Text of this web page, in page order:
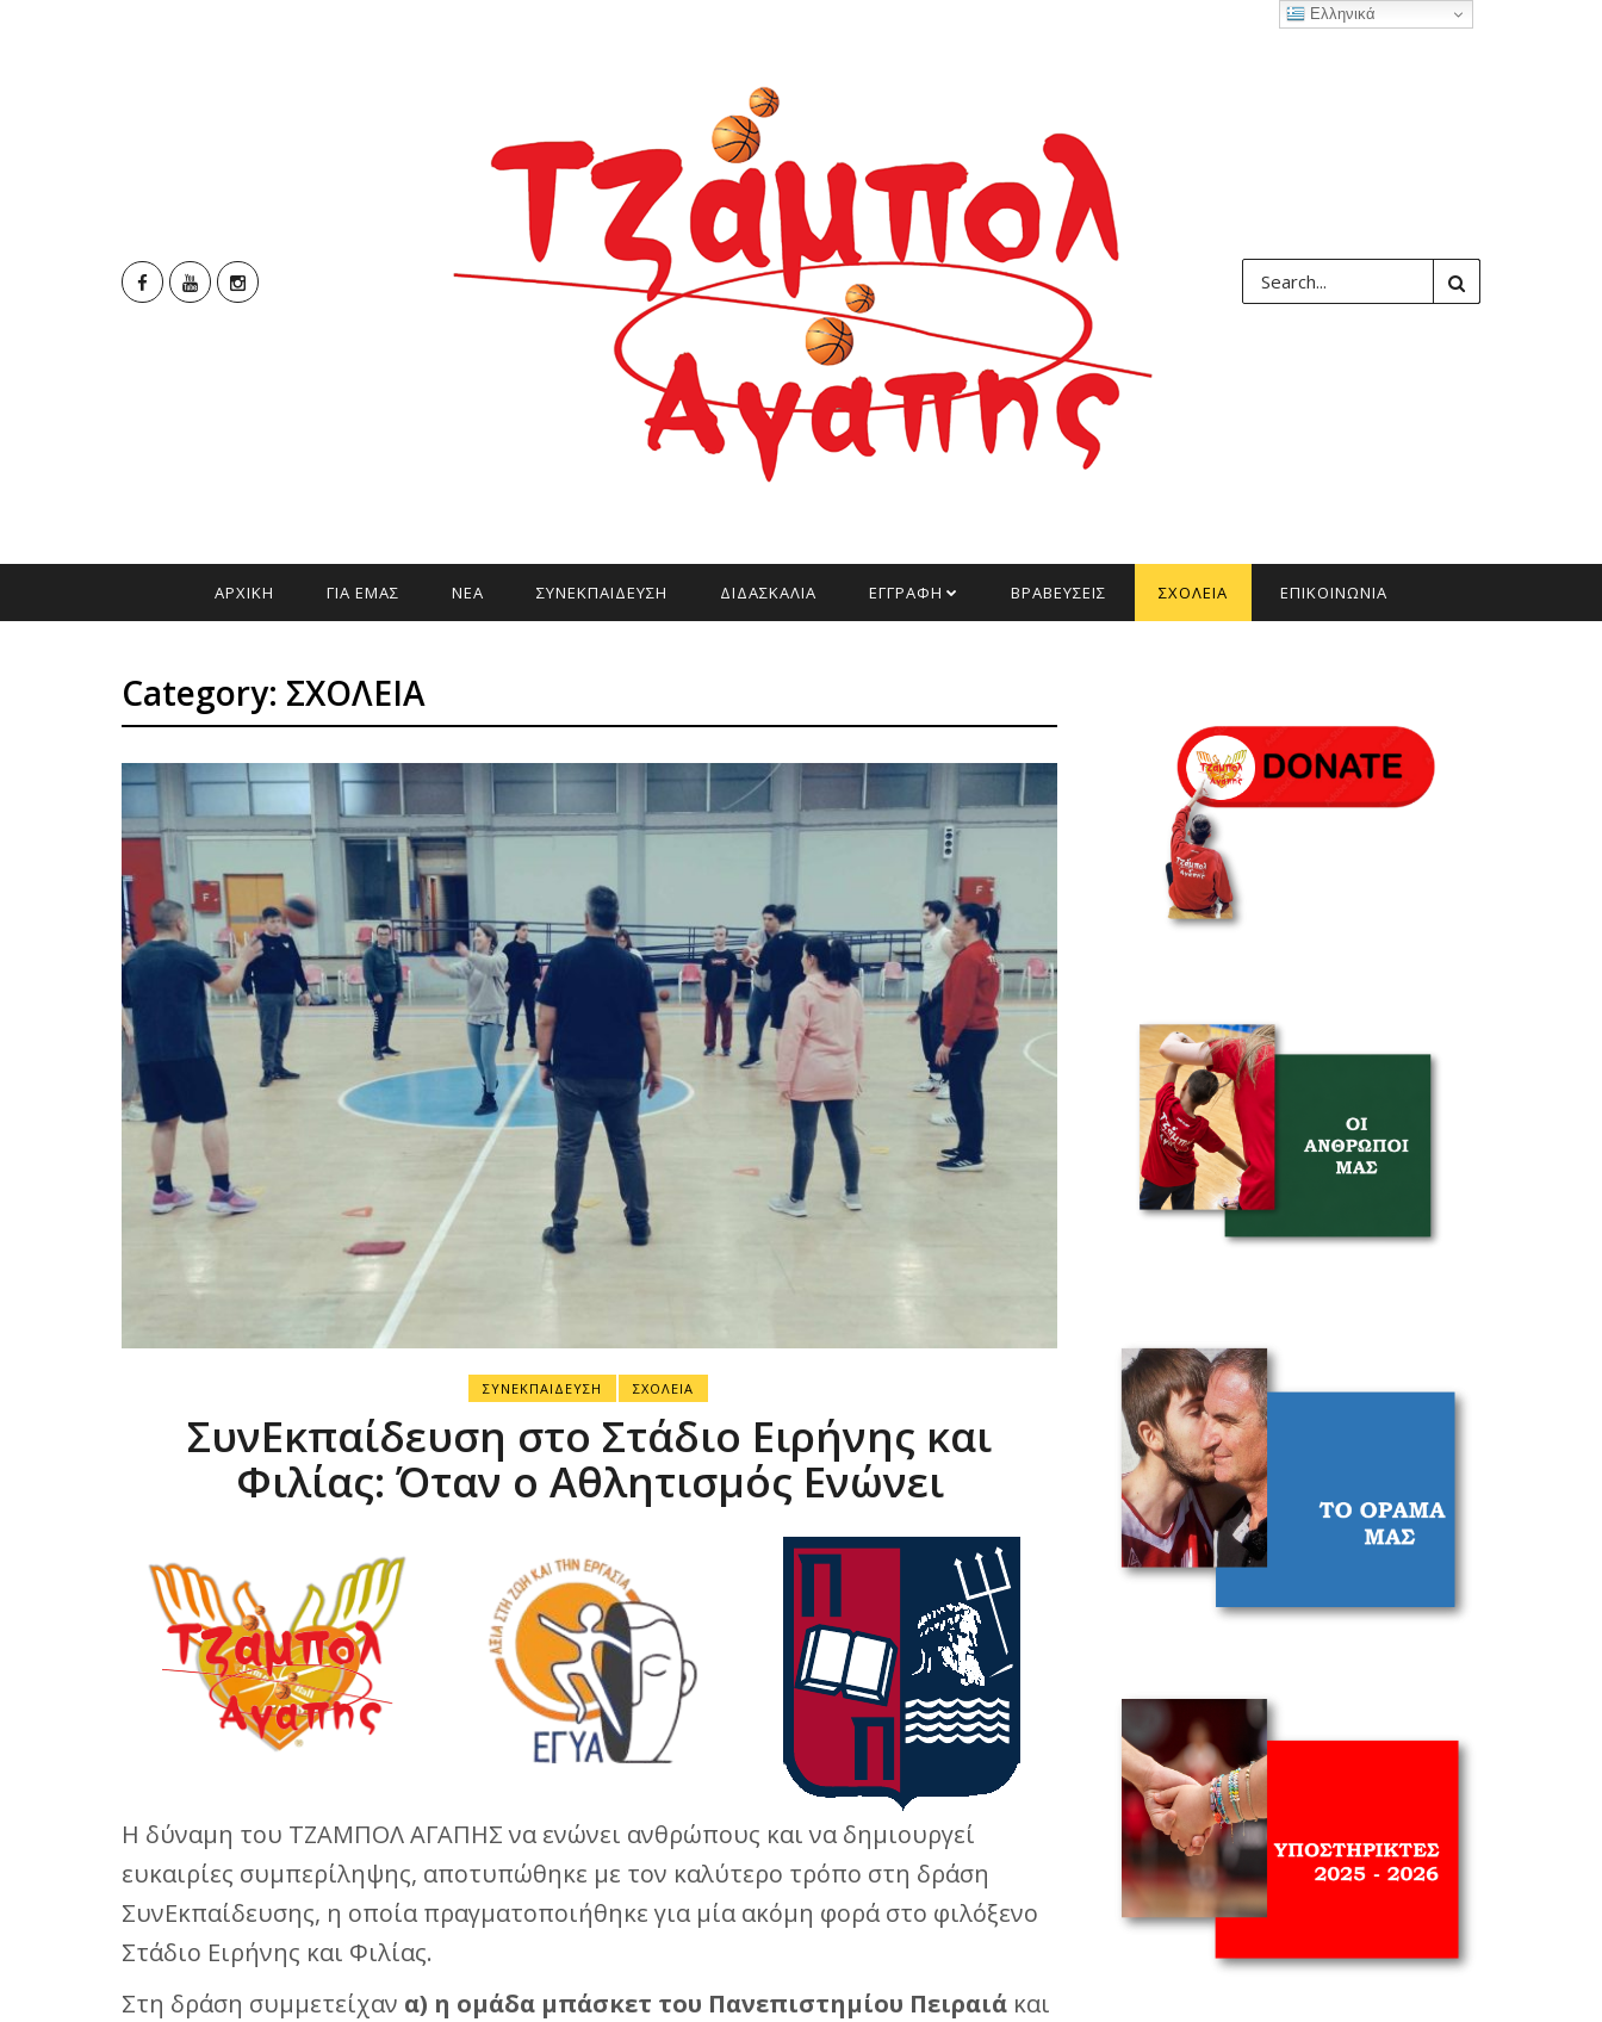
ΑΡΧΙΚΗ ΓΙΑ ΕΜΑΣ ΝΕΑ ΣΥΝΕΚΠΑΙΔΕΥΣΗ ΔΙΔΑΣΚΑΛΙΑ ΕΓΓΡΑΦΗ ΒΡΑΒΕΥΣΕΙΣ ΣΧΟΛΕΙΑ ΕΠΙΚΟΙΝΩΝΙΑ
Category: ΣΧΟΛΕΙΑ
ΣΥΝΕΚΠΑΙΔΕΥΣΗ ΣΧΟΛΕΙΑ
ΣυνΕκπαίδευση στο Στάδιο Ειρήνης και
Φιλίας: Όταν ο Αθλητισμός Ενώνει
Η δύναμη του ΤΖΑΜΠΟΛ ΑΓΑΠΗΣ να ενώνει ανθρώπους και να δημιουργεί
ευκαιρίες συμπερίληψης, αποτυπώθηκε με τον καλύτερο τρόπο στη δράση
ΣυνΕκπαίδευσης, η οποία πραγματοποιήθηκε για μία ακόμη φορά στο φιλόξενο
Στάδιο Ειρήνης και Φιλίας.
Στη δράση συμμετείχαν α) η ομάδα μπάσκετ του Πανεπιστημίου Πειραιά και
Ελληνικά